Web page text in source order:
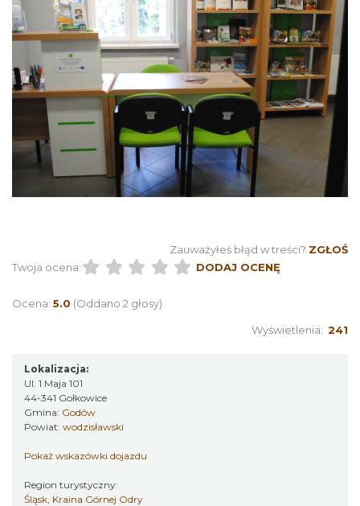
Zauważyłeś błąd w treści? ZGŁOŚ
Twoja ocena:
DODAJ OCENĘ
Ocena: 5.0 (Oddano 2 głosy)
Wyświetlenia: 241
Lokalizacja:
Ul. 1 Maja 101
44-341 Gołkowice
Gmina: Godów
Powiat: wodzisławski
Pokaż wskazówki dojazdu
Region turystyczny:
Śląsk, Kraina Górnej Odry